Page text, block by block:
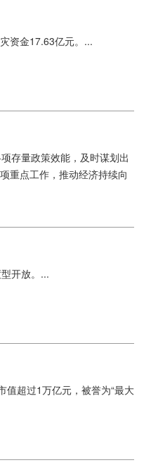
资金17.63亿元。...
存量政策效能，及时谋划出
重点工作，推动经济持续向
开放。...
值超过1万亿元，被誉为“最大